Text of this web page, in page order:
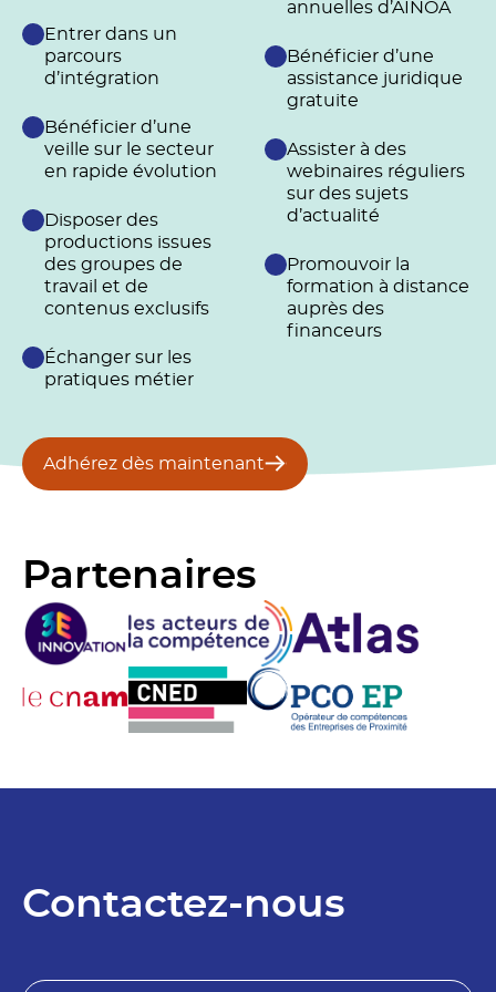
Entrer dans un
parcours
d’intégration
Bénéficier d’une
veille sur le secteur
en rapide évolution
Disposer des
productions issues
des groupes de
travail et de
contenus exclusifs
Échanger sur les
pratiques métier
annuelles d’AINOA
Bénéficier d’une
assistance juridique
gratuite
Assister à des
webinaires réguliers
sur des sujets
d’actualité
Promouvoir la
formation à distance
auprès des
financeurs
Adhérez dès maintenant
Partenaires
Contactez-nous
N